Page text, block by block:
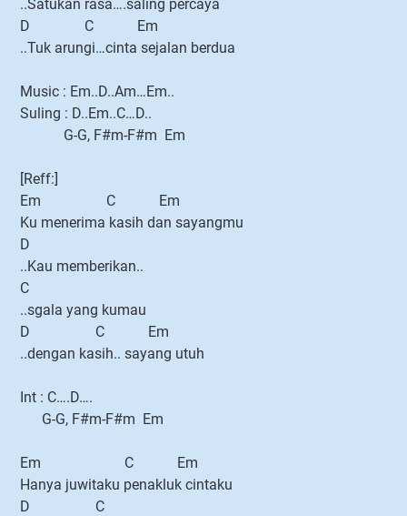
..Satukan rasa….saling percaya
D C Em
..Tuk arungi…cinta sejalan berdua
Music : Em..D..Am…Em..
Suling : D..Em..C…D..
G-G, F#m-F#m Em
[Reff:]
Em C Em
Ku menerima kasih dan sayangmu
D
..Kau memberikan..
C
..sgala yang kumau
D C Em
..dengan kasih.. sayang utuh
Int : C….D….
G-G, F#m-F#m Em
Em C Em
Hanya juwitaku penakluk cintaku
D C